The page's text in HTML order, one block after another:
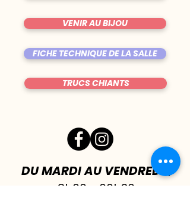
VENIR AU BIJOU
FICHE TECHNIQUE DE LA SALLE
TRUCS CHIANTS
DU MARDI AU VENDREDI |
8h00 - 00h30